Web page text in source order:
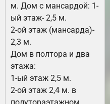
м. Дом с мансардой: 1-
ый этаж- 2,5 м.
2-ой этаж (мансарда)-
2,3 м.
Дом в полтора и два
этажа:
1-ый этаж 2,5 м.
2-ой этаж 2,4 м. в
полутораэтажном